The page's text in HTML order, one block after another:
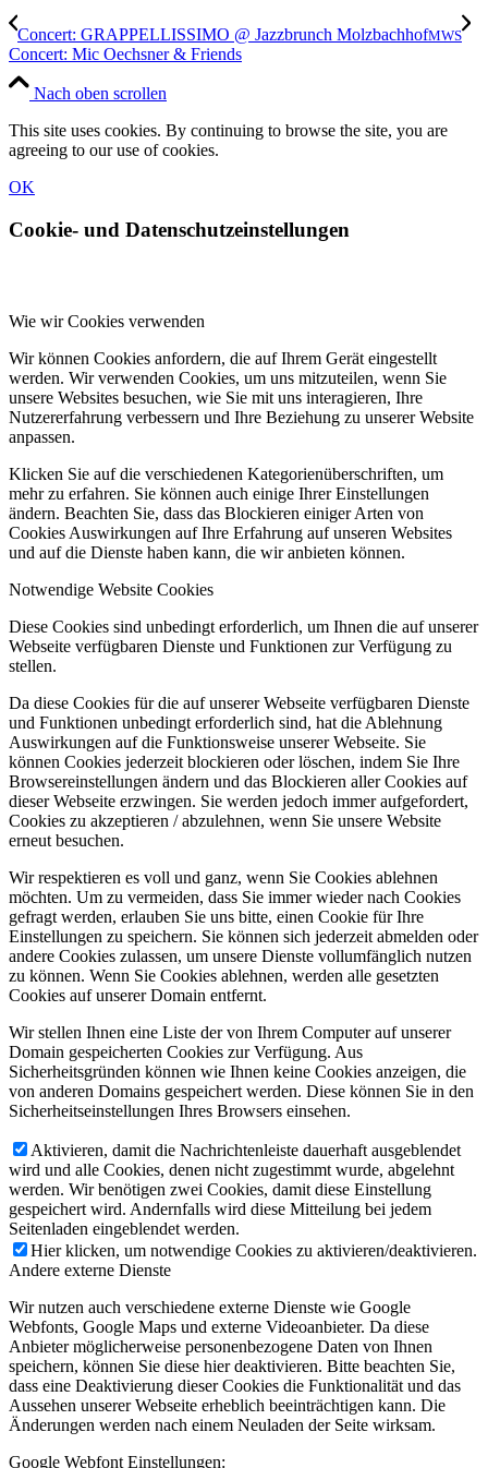
Concert: GRAPPELLISSIMO @ Jazzbrunch MolzbachhofMWS
Concert: Mic Oechsner & Friends
Nach oben scrollen
This site uses cookies. By continuing to browse the site, you are
agreeing to our use of cookies.
OK
Cookie- und Datenschutzeinstellungen
Wie wir Cookies verwenden
Wir können Cookies anfordern, die auf Ihrem Gerät eingestellt
werden. Wir verwenden Cookies, um uns mitzuteilen, wenn Sie
unsere Websites besuchen, wie Sie mit uns interagieren, Ihre
Nutzererfahrung verbessern und Ihre Beziehung zu unserer Website
anpassen.
Klicken Sie auf die verschiedenen Kategorienüberschriften, um
mehr zu erfahren. Sie können auch einige Ihrer Einstellungen
ändern. Beachten Sie, dass das Blockieren einiger Arten von
Cookies Auswirkungen auf Ihre Erfahrung auf unseren Websites
und auf die Dienste haben kann, die wir anbieten können.
Notwendige Website Cookies
Diese Cookies sind unbedingt erforderlich, um Ihnen die auf unserer
Webseite verfügbaren Dienste und Funktionen zur Verfügung zu
stellen.
Da diese Cookies für die auf unserer Webseite verfügbaren Dienste
und Funktionen unbedingt erforderlich sind, hat die Ablehnung
Auswirkungen auf die Funktionsweise unserer Webseite. Sie
können Cookies jederzeit blockieren oder löschen, indem Sie Ihre
Browsereinstellungen ändern und das Blockieren aller Cookies auf
dieser Webseite erzwingen. Sie werden jedoch immer aufgefordert,
Cookies zu akzeptieren / abzulehnen, wenn Sie unsere Website
erneut besuchen.
Wir respektieren es voll und ganz, wenn Sie Cookies ablehnen
möchten. Um zu vermeiden, dass Sie immer wieder nach Cookies
gefragt werden, erlauben Sie uns bitte, einen Cookie für Ihre
Einstellungen zu speichern. Sie können sich jederzeit abmelden oder
andere Cookies zulassen, um unsere Dienste vollumfänglich nutzen
zu können. Wenn Sie Cookies ablehnen, werden alle gesetzten
Cookies auf unserer Domain entfernt.
Wir stellen Ihnen eine Liste der von Ihrem Computer auf unserer
Domain gespeicherten Cookies zur Verfügung. Aus
Sicherheitsgründen können wie Ihnen keine Cookies anzeigen, die
von anderen Domains gespeichert werden. Diese können Sie in den
Sicherheitseinstellungen Ihres Browsers einsehen.
Aktivieren, damit die Nachrichtenleiste dauerhaft ausgeblendet
wird und alle Cookies, denen nicht zugestimmt wurde, abgelehnt
werden. Wir benötigen zwei Cookies, damit diese Einstellung
gespeichert wird. Andernfalls wird diese Mitteilung bei jedem
Seitenladen eingeblendet werden.
Hier klicken, um notwendige Cookies zu aktivieren/deaktivieren.
Andere externe Dienste
Wir nutzen auch verschiedene externe Dienste wie Google
Webfonts, Google Maps und externe Videoanbieter. Da diese
Anbieter möglicherweise personenbezogene Daten von Ihnen
speichern, können Sie diese hier deaktivieren. Bitte beachten Sie,
dass eine Deaktivierung dieser Cookies die Funktionalität und das
Aussehen unserer Webseite erheblich beeinträchtigen kann. Die
Änderungen werden nach einem Neuladen der Seite wirksam.
Google Webfont Einstellungen: